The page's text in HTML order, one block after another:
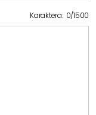
Karaktera: 0/1500